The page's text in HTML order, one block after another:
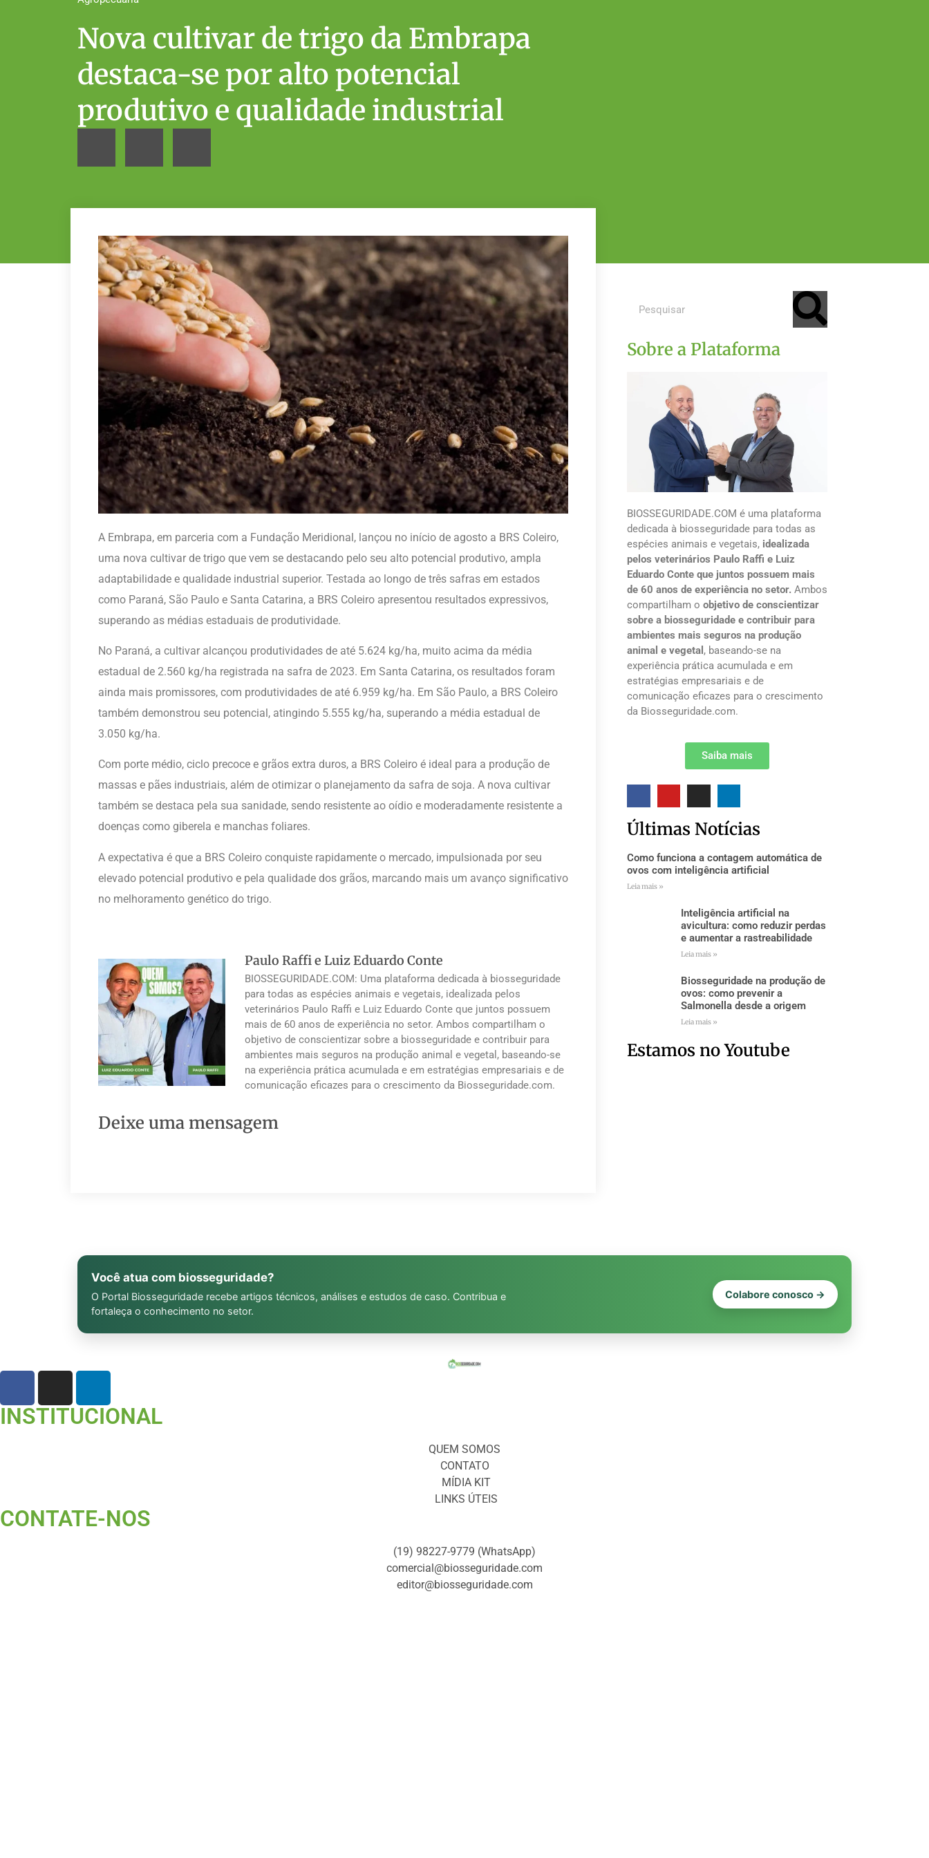
Nova cultivar de trigo da Embrapa
destaca-se por alto potencial
produtivo e qualidade industrial
A Embrapa, em parceria com a Fundação Meridional, lançou no início de agosto a BRS Coleiro,
uma nova cultivar de trigo que vem se destacando pelo seu alto potencial produtivo, ampla
adaptabilidade e qualidade industrial superior. Testada ao longo de três safras em estados
como Paraná, São Paulo e Santa Catarina, a BRS Coleiro apresentou resultados expressivos,
superando as médias estaduais de produtividade.
No Paraná, a cultivar alcançou produtividades de até 5.624 kg/ha, muito acima da média
estadual de 2.560 kg/ha registrada na safra de 2023. Em Santa Catarina, os resultados foram
ainda mais promissores, com produtividades de até 6.959 kg/ha. Em São Paulo, a BRS Coleiro
também demonstrou seu potencial, atingindo 5.555 kg/ha, superando a média estadual de
3.050 kg/ha.
Com porte médio, ciclo precoce e grãos extra duros, a BRS Coleiro é ideal para a produção de
massas e pães industriais, além de otimizar o planejamento da safra de soja. A nova cultivar
também se destaca pela sua sanidade, sendo resistente ao oídio e moderadamente resistente a
doenças como giberela e manchas foliares.
A expectativa é que a BRS Coleiro conquiste rapidamente o mercado, impulsionada por seu
elevado potencial produtivo e pela qualidade dos grãos, marcando mais um avanço significativo
no melhoramento genético do trigo.
Paulo Raffi e Luiz Eduardo Conte
BIOSSEGURIDADE.COM: Uma plataforma dedicada à biosseguridade
para todas as espécies animais e vegetais, idealizada pelos
veterinários Paulo Raffi e Luiz Eduardo Conte que juntos possuem
mais de 60 anos de experiência no setor. Ambos compartilham o
objetivo de conscientizar sobre a biosseguridade e contribuir para
ambientes mais seguros na produção animal e vegetal, baseando-se
na experiência prática acumulada e em estratégias empresariais e de
comunicação eficazes para o crescimento da Biosseguridade.com.
Deixe uma mensagem
Sobre a Plataforma
BIOSSEGURIDADE.COM é uma plataforma
dedicada à biosseguridade para todas as
espécies animais e vegetais, idealizada
pelos veterinários Paulo Raffi e Luiz
Eduardo Conte que juntos possuem mais
de 60 anos de experiência no setor.Ambos
compartilham o objetivo de conscientizar
sobre a biosseguridade e contribuir para
ambientes mais seguros na produção
animal e vegetal , baseando-se na
experiência prática acumulada e em
estratégias empresariais e de
comunicação eficazes para o crescimento
da Biosseguridade.com.
Saiba mais
Últimas Notícias
Como funciona a contagem automática de
ovos com inteligência artificial
Leia mais »
Inteligência artificial na
avicultura: como reduzir perdas
e aumentar a rastreabilidade
Leia mais »
Biosseguridade na produção de
ovos: como prevenir a
Salmonella desde a origem
Leia mais »
Estamos no Youtube
Você atua com biosseguridade?
O Portal Biosseguridade recebe artigos técnicos, análises e estudos de caso. Contribua e
fortaleça o conhecimento no setor.
Colabore conosco →
INSTITUCIONAL
QUEM SOMOS
CONTATO
MÍDIA KIT
LINKS ÚTEIS
CONTATE-NOS ​
(19) 98227-9779 (WhatsApp)
comercial@biosseguridade.com
editor@biosseguridade.com